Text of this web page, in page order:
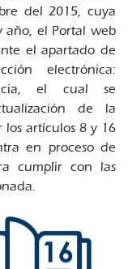
del 2015, cuya
año, el Portal web
el apartado de
electrónica:
el cual se
de la
artículos 8 y 16
en proceso de
cumplir con las